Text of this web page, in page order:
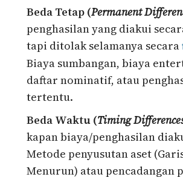
Beda Tetap (Permanent
penghasilan yang diakui
tapi ditolak selamanya secara
Biaya sumbangan, biaya
daftar nominatif, atau
tertentu.
Beda Waktu (Timing
kapan biaya/penghasilan
Metode penyusutan aset
Menurun) atau pencadangan